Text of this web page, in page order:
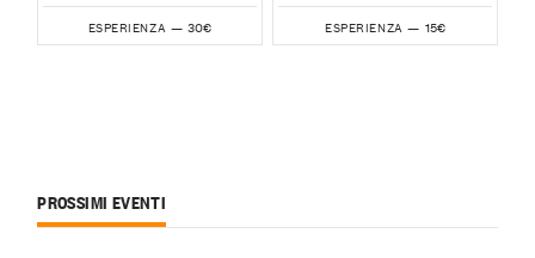
ESPERIENZA — 30€ ESPERIENZA — 15€
PROSSIMI EVENTI